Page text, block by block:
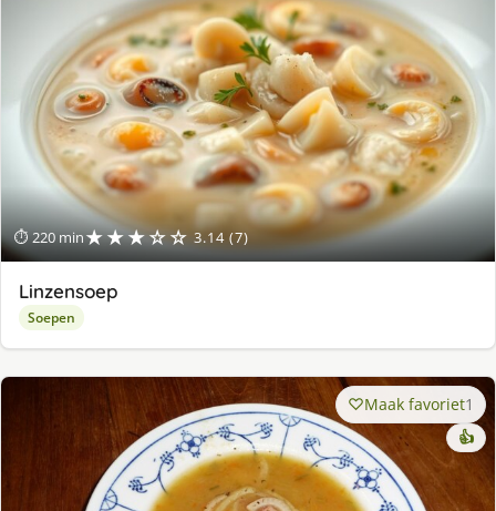
⏱ 220 min★★★☆☆ 3.14 (7)
Linzensoep
Soepen
Maak favoriet1
👍